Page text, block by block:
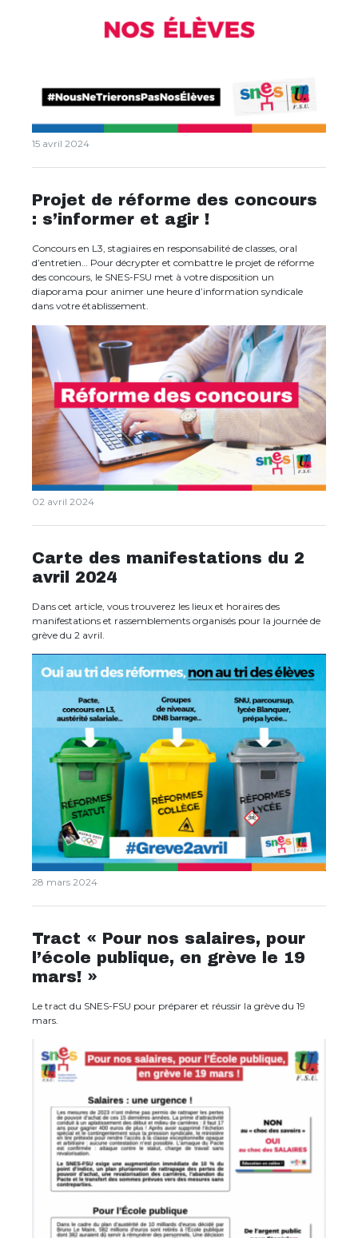
15 avril 2024
Projet de réforme des concours
: s’informer et agir !
Concours en L3, stagiaires en responsabilité de classes, oral
d’entretien… Pour décrypter et combattre le projet de réforme
des concours, le SNES-FSU met à votre disposition un
diaporama pour animer une heure d’information syndicale
dans votre établissement.
02 avril 2024
Carte des manifestations du 2
avril 2024
Dans cet article, vous trouverez les lieux et horaires des
manifestations et rassemblements organisés pour la journée de
grève du 2 avril.
28 mars 2024
Tract « Pour nos salaires, pour
l’école publique, en grève le 19
mars! »
Le tract du SNES-FSU pour préparer et réussir la grève du 19
mars.